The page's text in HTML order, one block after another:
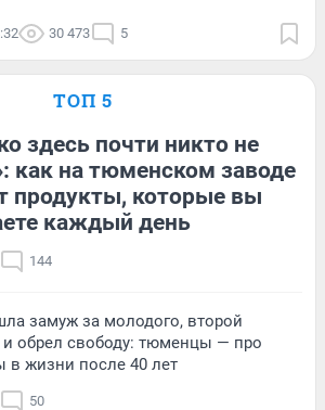
30 473 5
ТОП 5
здесь почти никто не
как на тюменском заводе
продукты, которые вы
каждый день
144
замуж за молодого, второй
и обрел свободу: тюменцы — про
в жизни после 40 лет
50